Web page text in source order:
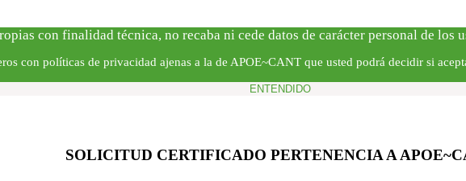
con finalidad técnica, no recaba ni cede datos de carácter personal de los
con políticas de privacidad ajenas a la de APOE~CANT que usted podrá decidir si
ENTENDIDO
SOLICITUD CERTIFICADO PERTENENCIA A